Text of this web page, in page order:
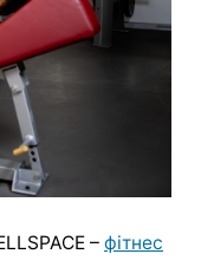
– фітнес